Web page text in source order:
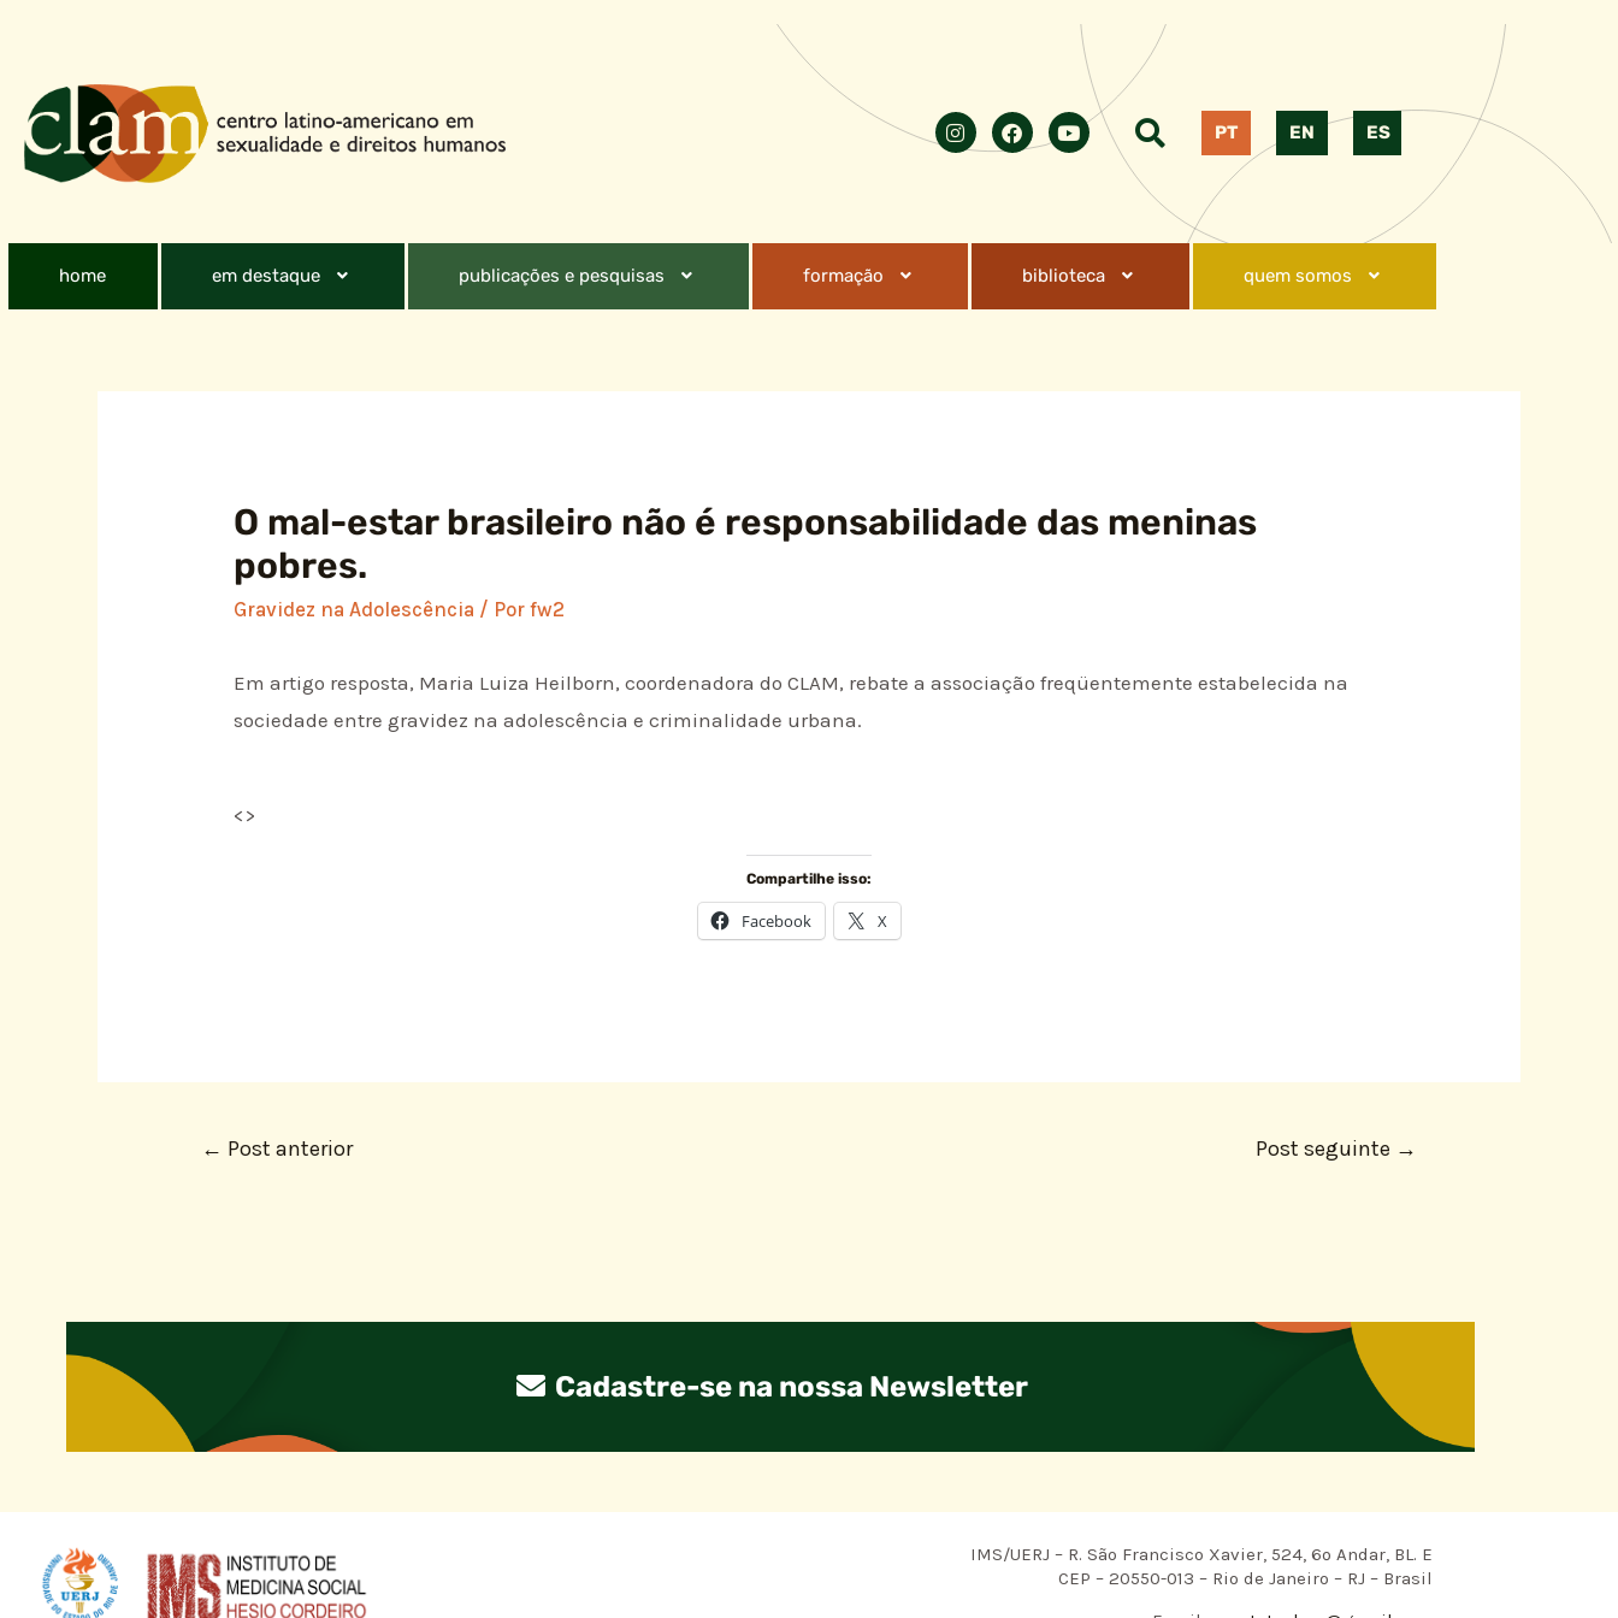
PT EN ES
home em destaque publicações e pesquisas formação biblioteca quem somos
O mal-estar brasileiro não é responsabilidade das meninas
pobres.
Gravidez na Adolescência / Porfw2
Em artigo resposta, Maria Luiza Heilborn, coordenadora do CLAM, rebate a associação freqüentemente estabelecida na
sociedade entre gravidez na adolescência e criminalidade urbana.
< >
Compartilhe isso:
Facebook X
← Post anterior Post seguinte →
Cadastre-se na nossa Newsletter
IMS/UERJ – R. São Francisco Xavier, 524, 6º Andar, BL. E
CEP – 20550-013 – Rio de Janeiro – RJ – Brasil